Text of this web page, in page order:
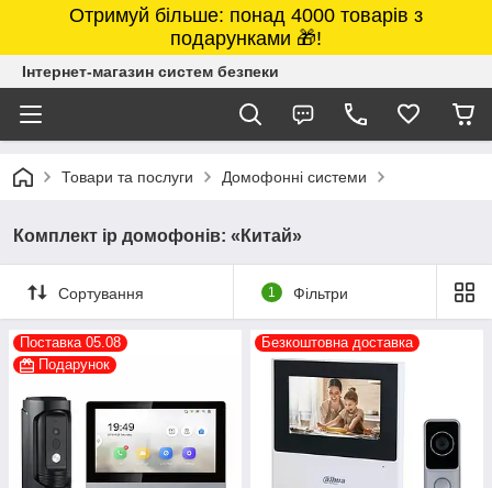
Отримуй більше: понад 4000 товарів з
подарунками 🎁!
Інтернет-магазин систем безпеки
Товари та послуги Домофонні системи
Комплект ip домофонів: «Китай»
Сортування 1 Фільтри
Поставка 05.08
Подарунок
Безкоштовна доставка